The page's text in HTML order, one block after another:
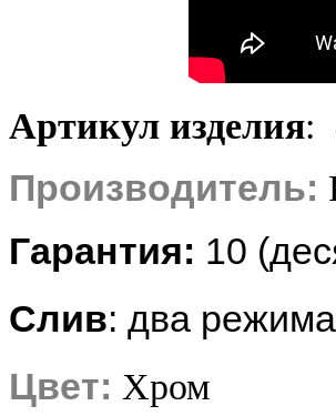
Артикул изделия:
Производитель:
Гарантия: 10
Слив: два
Цвет: Хром